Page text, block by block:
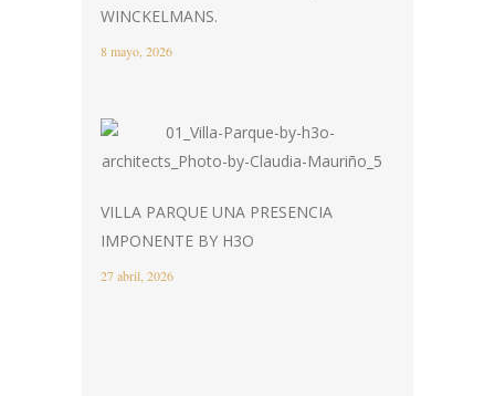
WINCKELMANS.
8 mayo, 2026
VILLA PARQUE UNA PRESENCIA
IMPONENTE BY H3O
27 abril, 2026